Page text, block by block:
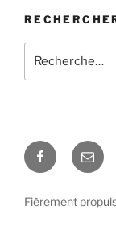
pour
Facebook
E-
mail
Fièrement